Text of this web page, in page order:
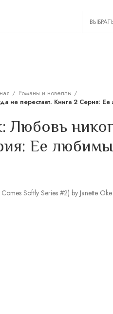
Романы и новеллы
не перестает. Книга 2 Серия:
Любовь
Ее
Softly Series #2) by Janette Oke